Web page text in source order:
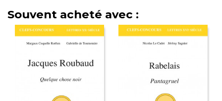
Souvent acheté avec :